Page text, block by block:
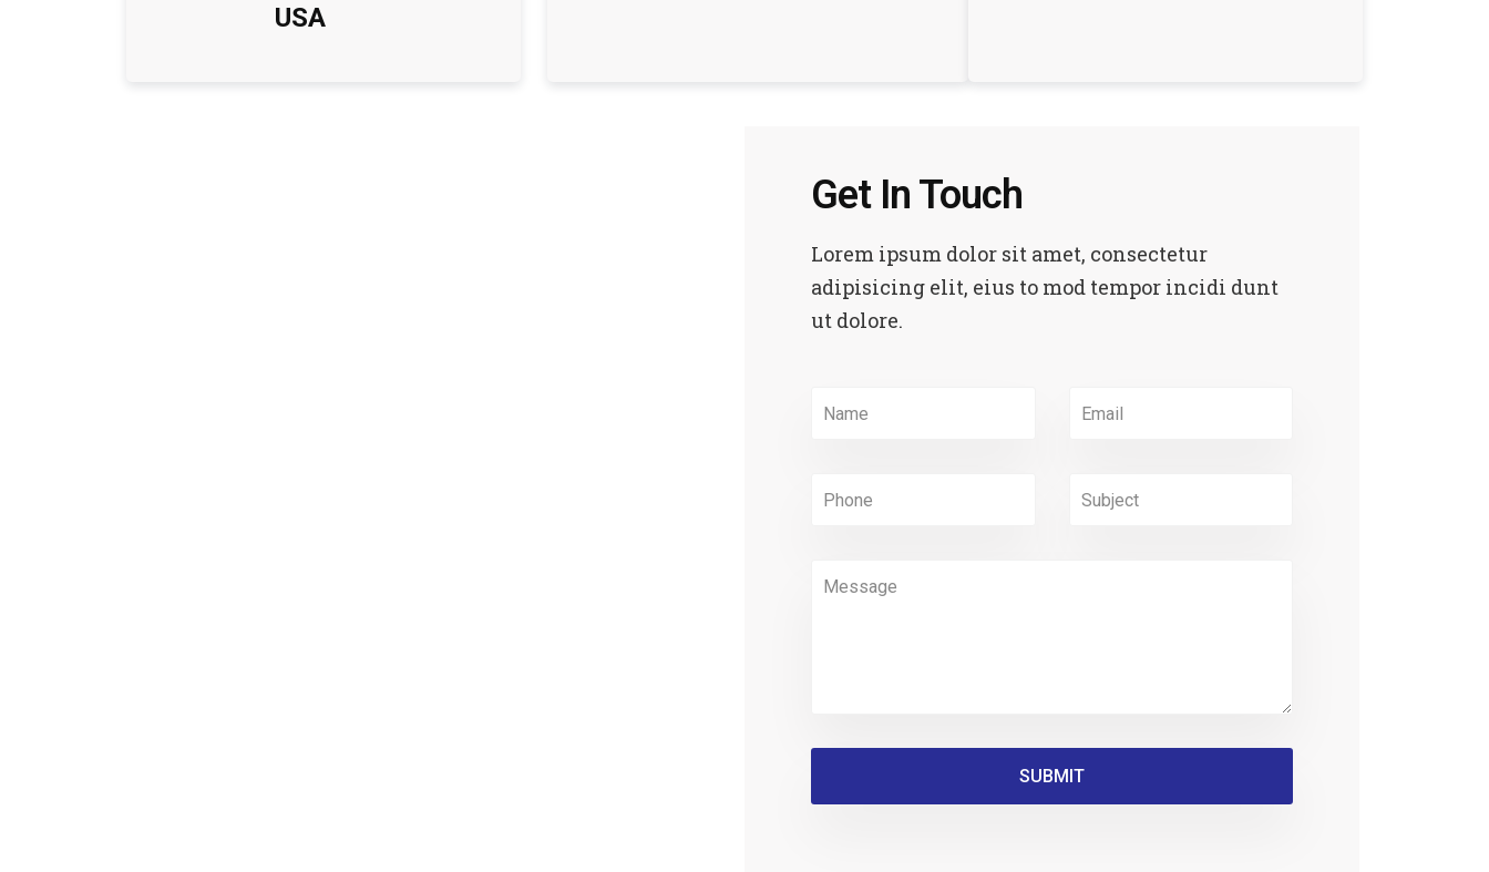
USA
Get In Touch
Lorem ipsum dolor sit amet, consectetur
adipisicing elit, eius to mod tempor incidi dunt
ut dolore.